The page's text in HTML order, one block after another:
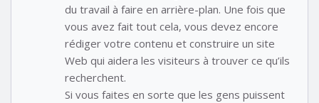
du travail à faire en arrière-plan. Une fois que
vous avez fait tout cela, vous devez encore
rédiger votre contenu et construire un site
Web qui aidera les visiteurs à trouver ce qu’ils
recherchent.
Si vous faites en sorte que les gens puissent